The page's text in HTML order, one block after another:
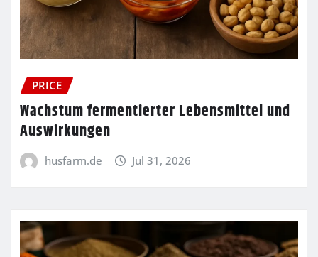
PRICE
Wachstum fermentierter Lebensmittel und
Auswirkungen
husfarm.de Jul 31, 2026